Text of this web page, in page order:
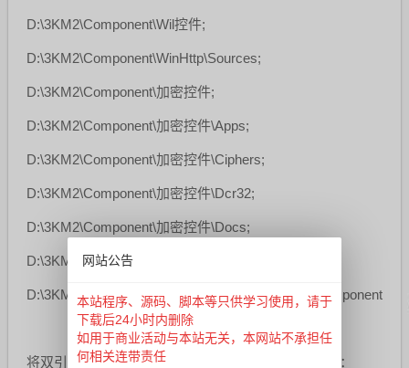
D:\3KM2\Component\Wil控件;
D:\3KM2\Component\WinHttp\Sources;
D:\3KM2\Component\加密控件;
D:\3KM2\Component\加密控件\Apps;
D:\3KM2\Component\加密控件\Ciphers;
D:\3KM2\Component\加密控件\Dcr32;
D:\3KM2\Component\加密控件\Docs;
D:\3KM2\Component\加密控件\Hashes;
D:\3KM2\Client for Asp\MyAsphyreUnit\AsphyreComponent
将双引号内的控件路径直接复制并粘贴到Delphi2007：
网站公告
本站程序、源码、脚本等只供学习使用，请于
下载后24小时内删除
如用于商业活动与本站无关，本网站不承担任
何相关连带责任